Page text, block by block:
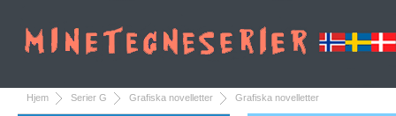
Hjem Serier G Grafiska novelletter Grafiska novelletter